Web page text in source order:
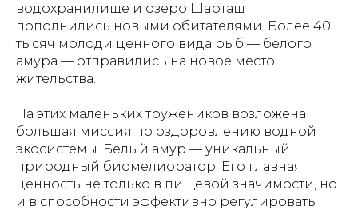
водохранилище и озеро Шарташ
пополнились новыми обитателями. Более 40
тысяч молоди ценного вида рыб — белого
амура — отправились на новое место
жительства.
На этих маленьких тружеников возложена
большая миссия по оздоровлению водной
экосистемы. Белый амур — уникальный
природный биомелиоратор. Его главная
ценность не только в пищевой значимости, но
и в способности эффективно регулировать